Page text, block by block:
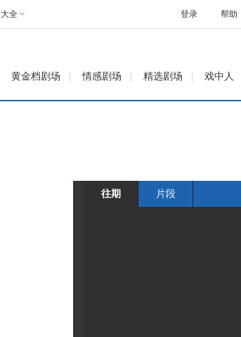
全 帮助
登录
黄金档剧场 情感剧场 精选剧场 戏中人
往期 片段